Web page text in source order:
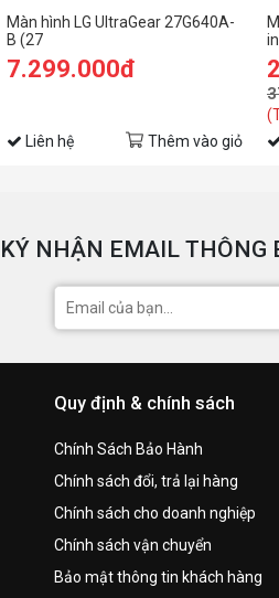
Màn hình LG UltraGear 27G640A-
B (27
icnh/QHD/IPS/300Hz/1ms/loa/USB-
C 15W)
7.299.000đ
Liên hệ Thêm vào giỏ
NHẬN EMAIL THÔNG
Quy định & chính sách
Chính Sách Bảo Hành
Chính sách đổi, trả lại hàng
Chính sách cho doanh nghiệp
Chính sách vận chuyển
Bảo mật thông tin khách hàng